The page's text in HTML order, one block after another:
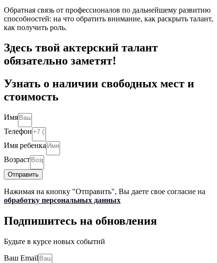
Обратная связь от профессионалов по дальнейшему развитию
способностей: на что обратить внимание, как раскрыть талант,
как получить роль.
Здесь твой актерский талант
обязательно заметят!
Узнать о наличии свободных мест и
стоимость
Имя
Телефон
Имя ребенка
Возраст
Отправить
Нажимая на кнопку "Отправить", Вы даете свое согласие на
обработку персональных данных
Подпишитесь на обновления
Будьте в курсе новых событий
Ваш Email